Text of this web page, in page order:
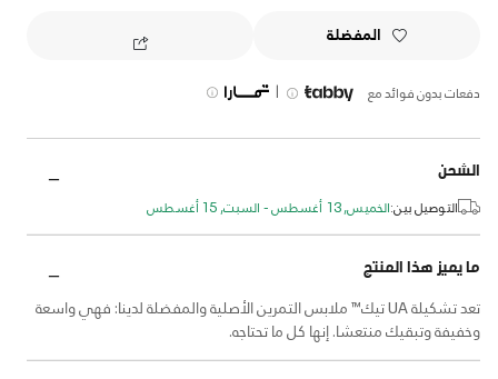
المفضلة
دفعات بدون فوائد مع |
الشحن
التوصيل بين:الخميس, 13 أغسطس - السبت, 15 أغسطس
ما يميز هذا المنتج
تعد تشكيلة UA تيك™ ملابس التمرين الأصلية والمفضلة لدينا: فهي واسعة
وخفيفة وتبقيك منتعشا. إنها كل ما تحتاجه.